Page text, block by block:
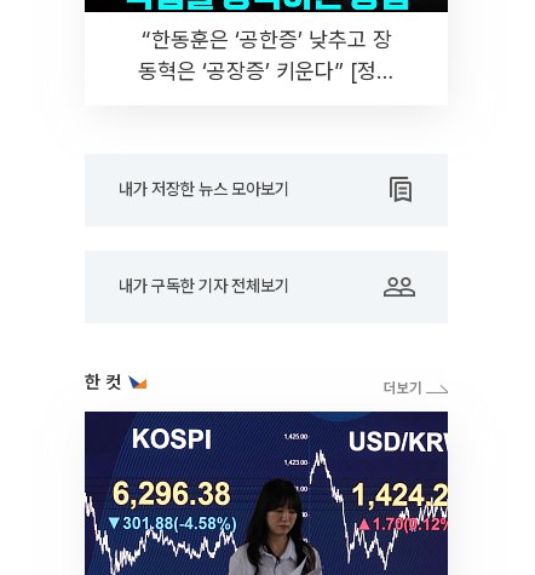
“한동훈은 ‘공한증’ 낮추고 장
동혁은 ‘공장증’ 키운다” [정치
내가 저장한 뉴스 모아보기
내가 구독한 기자 전체보기
한 컷